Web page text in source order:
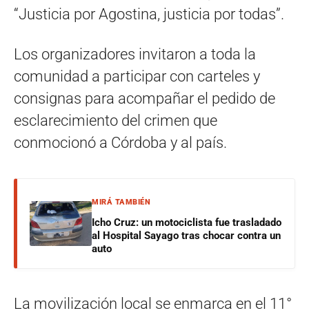
“Justicia por Agostina, justicia por todas”.
Los organizadores invitaron a toda la
comunidad a participar con carteles y
consignas para acompañar el pedido de
esclarecimiento del crimen que
conmocionó a Córdoba y al país.
MIRÁ TAMBIÉN
Icho Cruz: un motociclista fue trasladado
al Hospital Sayago tras chocar contra un
auto
La movilización local se enmarca en el 11°